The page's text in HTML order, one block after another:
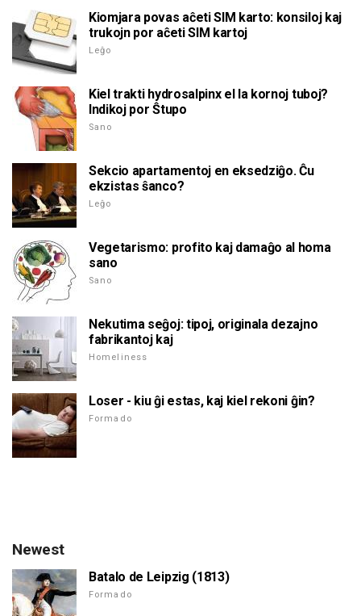
Kiomjara povas aĉeti SIM karto: konsiloj kaj
trukojn por aĉeti SIM kartoj
Leĝo
Kiel trakti hydrosalpinx el la kornoj tuboj?
Indikoj por Ŝtupo
Sano
Sekcio apartamentoj en eksedziĝo. Ĉu
ekzistas ŝanco?
Leĝo
Vegetarismo: profito kaj damaĝo al homa
sano
Sano
Nekutima seĝoj: tipoj, originala dezajno
fabrikantoj kaj
Homeliness
Loser - kiu ĝi estas, kaj kiel rekoni ĝin?
Formado
Newest
Batalo de Leipzig (1813)
Formado